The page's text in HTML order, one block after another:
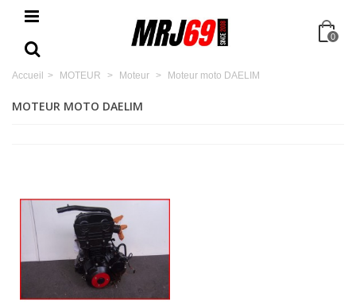
0
Accueil > MOTEUR > Moteur > Moteur moto DAELIM
MOTEUR MOTO DAELIM